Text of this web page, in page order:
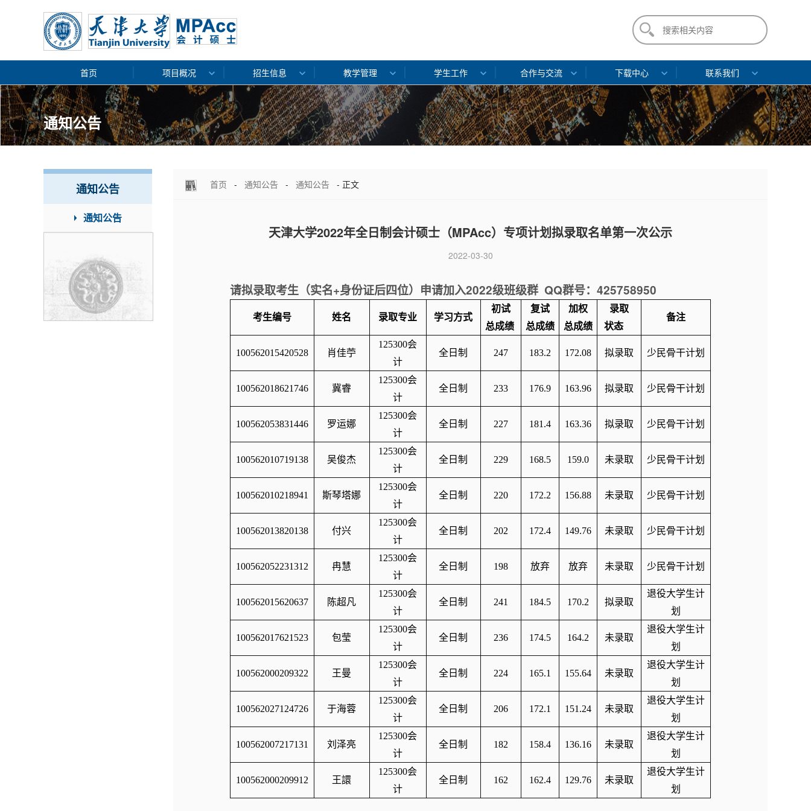
首页 项目概况 招生信息 教学管理 学生工作 合作与交流 下载中心 联系我们
通知公告
首页 - 通知公告 - 通知公告 - 正文
天津大学2022年全日制会计硕士（MPAcc）专项计划拟录取名单第一次公示
2022-03-30
请拟录取考生（实名+身份证后四位）申请加入2022级班级群QQ群号： 425758950
考生编号 姓名 录取专业 学习方式
初试
总成绩
复试
总成绩
加权
总成绩
录取
状态
备注
100562015420528 肖佳苧
125300会
计
全日制 247 183.2 172.08 拟录取 少民骨干计划
100562018621746 冀睿
125300会
计
全日制 233 176.9 163.96 拟录取 少民骨干计划
100562053831446 罗运娜
125300会
计
全日制 227 181.4 163.36 拟录取 少民骨干计划
100562010719138 吴俊杰
125300会
计
全日制 229 168.5 159.0 未录取 少民骨干计划
100562010218941 斯琴塔娜
125300会
计
全日制 220 172.2 156.88 未录取 少民骨干计划
100562013820138 付兴
125300会
计
全日制 202 172.4 149.76 未录取 少民骨干计划
100562052231312 冉慧
125300会
计
全日制 198 放弃 放弃 未录取 少民骨干计划
100562015620637 陈超凡
125300会
计
全日制 241 184.5 170.2 拟录取
退役大学生计
划
100562017621523 包莹
125300会
计
全日制 236 174.5 164.2 未录取
退役大学生计
划
100562000209322 王曼
125300会
计
全日制 224 165.1 155.64 未录取
退役大学生计
划
100562027124726 于海蓉
125300会
计
全日制 206 172.1 151.24 未录取
退役大学生计
划
100562007217131 刘泽亮
125300会
计
全日制 182 158.4 136.16 未录取
退役大学生计
划
100562000209912 王譞
125300会
计
全日制 162 162.4 129.76 未录取
退役大学生计
划
通知公告
通知公告